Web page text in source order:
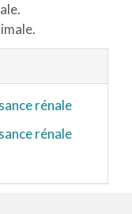
rénale
rénale